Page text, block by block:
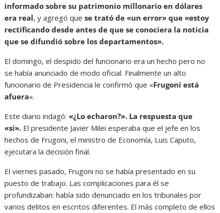
informado sobre su patrimonio millonario en dólares
era real, y agregó quese trató de «un error» que «estoy
rectificando desde antes de que se conociera la noticia
que se difundió sobre los departamentos».
El domingo, el despido del funcionario era un hecho pero no
se había anunciado de modo oficial. Finalmente un alto
funcionario de Presidencia le confirmó que «Frugoni está
afuera«.
Este diario indagó:«¿Lo echaron?». La respuesta que
«sí». El presidente Javier Milei esperaba que el jefe en los
hechos de Frugoni, el ministro de Economía, Luis Caputo,
ejecutara la decisión final.
El viernes pasado, Frugoni no se había presentado en su
puesto de trabajo. Las complicaciones para él se
profundizaban: había sido denunciado en los tribunales por
varios delitos en escritos diferentes. El más completo de ellos